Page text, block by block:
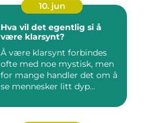
10. jun
Hva vil det egentlig si å
være klarsynt?
Å være klarsynt forbindes
ofte med noe mystisk, men
for mange handler det om å
se mennesker litt dyp...